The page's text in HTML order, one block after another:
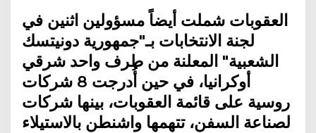
العقوبات شملت أيضاً مسؤولين اثنين في
لجنة الانتخابات بـ"جمهورية دونيتسك
الشعبية" المعلنة من طرف واحد شرقي
أوكرانيا، في حين أُدرجت 8 شركات
روسية على قائمة العقوبات، بينها شركات
لصناعة السفن، تتهمها واشنطن بالاستيلاء